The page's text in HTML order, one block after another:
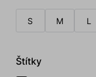
S M L
Štítky